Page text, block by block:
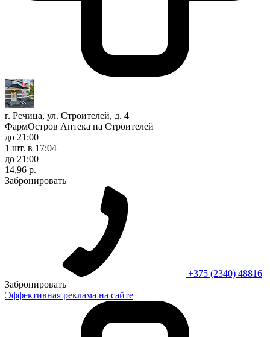
г. Речица, ул. Строителей, д. 4
ФармОстров Аптека на Строителей
до 21:00
1 шт. в 17:04
до 21:00
14,96 р.
Забронировать
+375 (2340) 48816
Забронировать
Эффективная реклама на сайте